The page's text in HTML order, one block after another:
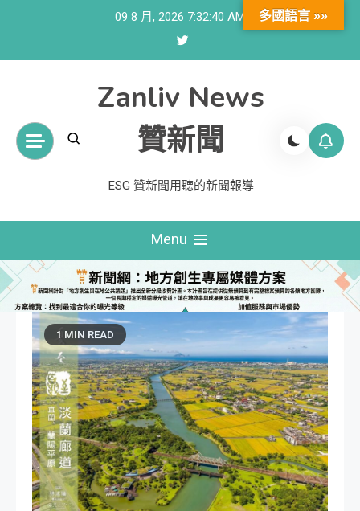
09 8 月, 2026 7:32:42 AM
Zanliv News
贊新聞
ESG 贊新聞用聽的新聞報導
Menu
1 MIN READ
多國語言 »»